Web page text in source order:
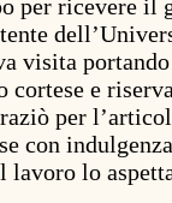
per ricevere il
visita
cortese e
per
con
lavoro lo